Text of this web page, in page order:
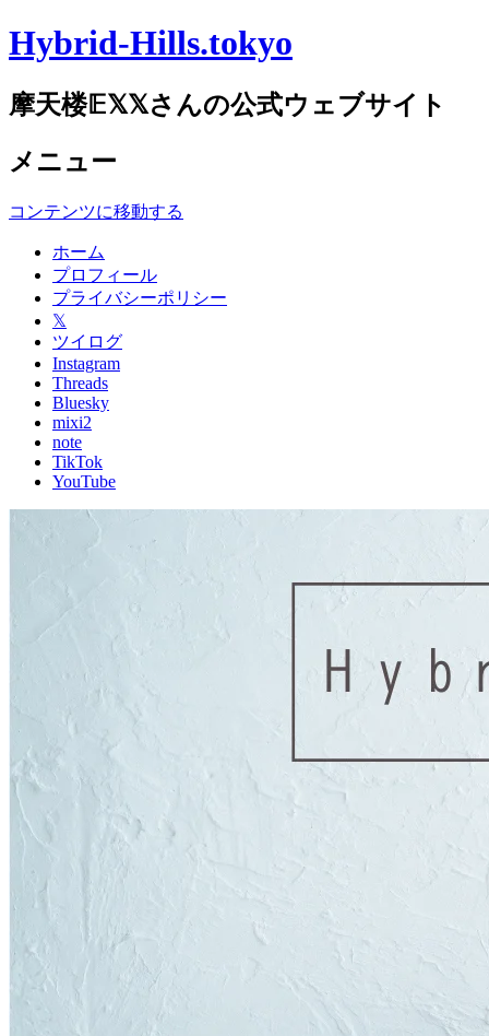
Hybrid-Hills.tokyo
摩天楼𝔼𝕏𝕏さんの公式ウェブサイト
メニュー
コンテンツに移動する
ホーム
プロフィール
プライバシーポリシー
𝕏
ツイログ
Instagram
Threads
Bluesky
mixi2
note
TikTok
YouTube